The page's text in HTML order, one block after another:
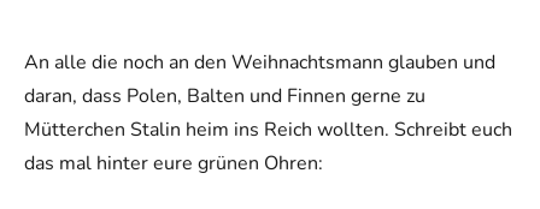
An alle die noch an den Weihnachtsmann glauben und
daran, dass Polen, Balten und Finnen gerne zu
Mütterchen Stalin heim ins Reich wollten. Schreibt euch
das mal hinter eure grünen Ohren: